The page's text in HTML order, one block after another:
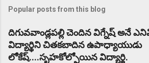
Popular posts from this blog
దిగువవాండ్లపల్లి చెందిన విగ్నేష్ అనే
విద్యార్థిని చితకబాదిన ఉపాధ్యాయుడు
లోకేష్....సృహకోల్పోయిన విద్యార్థి.